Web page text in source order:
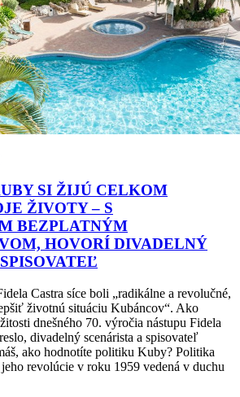
SI ŽIJÚ CELKOM
ŽIVOTY – S
BEZPLATNÝM
HOVORÍ DIVADELNÝ
Castra síce boli „radikálne a revolučné,
životnú situáciu Kubáncov“. Ako
dnešného 70. výročia nástupu Fidela
divadelný scenárista a spisovateľ
ako hodnotíte politiku Kuby? Politika
revolúcie v roku 1959 vedená v duchu